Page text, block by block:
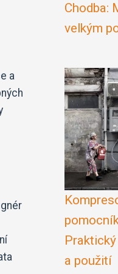
a
Chodba:
velkým
a použití